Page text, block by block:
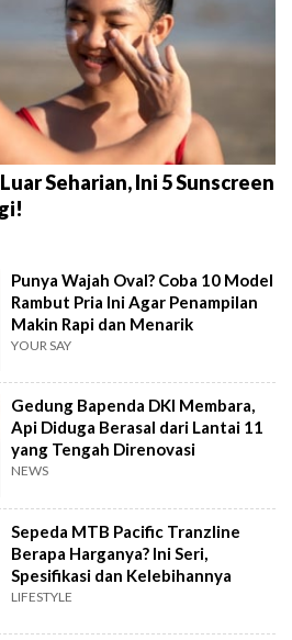
Seharian, Ini 5 Sunscreen
Punya Wajah Oval? Coba 10 Model
Rambut Pria Ini Agar Penampilan
Makin Rapi dan Menarik
YOUR SAY
Gedung Bapenda DKI Membara,
Api Diduga Berasal dari Lantai 11
yang Tengah Direnovasi
NEWS
Sepeda MTB Pacific Tranzline
Berapa Harganya? Ini Seri,
Spesifikasi dan Kelebihannya
LIFESTYLE